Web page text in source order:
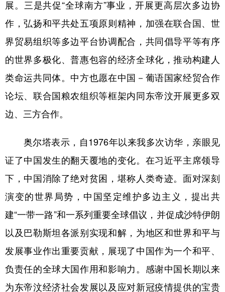
展。三是共促“全球南方”事业，开展更高层次多边协
作，弘扬和平共处五项原则精神，加强在联合国、世
界贸易组织等多边平台协调配合，共同倡导平等有序
的世界多极化、普惠包容的经济全球化，推动构建人
类命运共同体。中方也愿在中国－葡语国家经贸合作
论坛、联合国粮农组织等框架内同东帝汶开展更多双
边、三方合作。
奥尔塔表示，自1976年以来我多次访华，亲眼见
证了中国发生的翻天覆地的变化。在习近平主席领导
下，中国消除了绝对贫困，堪称人类奇迹。面对深刻
演变的世界局势，中国坚定维护多边主义，提出共
建“一带一路”和一系列重要全球倡议，并促成沙特伊朗
以及巴勒斯坦各派别实现和解，为地区和世界和平与
发展事业作出重要贡献，展现了中国作为一个和平、
负责任的全球大国作用和影响力。感谢中国长期以来
为东帝汶经济社会发展以及应对新冠疫情提供的宝贵